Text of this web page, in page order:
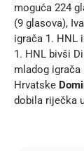
moguća 224
(9 glasova),
igrača 1. HNL
1. HNL bivši
mladog igrača
Hrvatske
dobila riječka